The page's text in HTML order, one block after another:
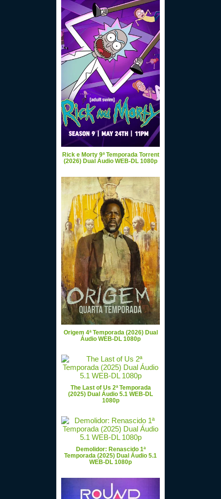
Rick e Morty 9ª Temporada Torrent
(2026) Dual Áudio WEB-DL 1080p
Origem 4ª Temporada (2026) Dual
Áudio WEB-DL 1080p
The Last of Us 2ª Temporada
(2025) Dual Áudio 5.1 WEB-DL
1080p
Demolidor: Renascido 1ª
Temporada (2025) Dual Áudio 5.1
WEB-DL 1080p